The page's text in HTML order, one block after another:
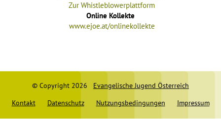
Zur Whistleblowerplattform
Online Kollekte
www.ejoe.at/onlinekollekte
© Copyright 2026 Evangelische Jugend Österreich
Kontakt Datenschutz Nutzungsbedingungen Impressum